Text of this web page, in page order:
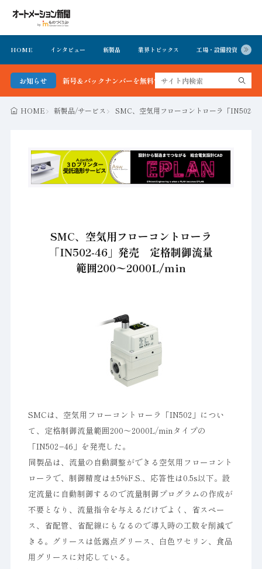
HOME インタビュー 新製品 業界トピックス 工場・設備投資
お知らせ
新聞 最新号＆バックナンバーを無料で公開中 詳細はこちら
HOME 新製品/サービス SMC、空気用フローコントローラ「IN502-
SMC、空気用フローコントローラ
「IN502-46」発売 定格制御流量
範囲200〜2000L/min
SMCは、空気用フローコントローラ「IN502」につい
て、定格制御流量範囲200〜2000L/minタイプの
「IN502−46」を発売した。
同製品は、流量の自動調整ができる空気用フローコント
ローラで、制御精度は±5%F.S.、応答性は0.5s以下。設
定流量に自動制御するので流量制御プログラムの作成が
不要となり、流量指令を与えるだけでよく、省スペー
ス、省配管、省配線にもなるので導入時の工数を削減で
きる。グリースは低露点グリース、白色ワセリン、食品
用グリースに対応している。